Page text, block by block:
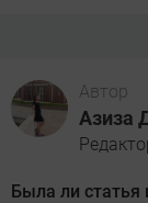
Автор
Азиза
Была ли статья